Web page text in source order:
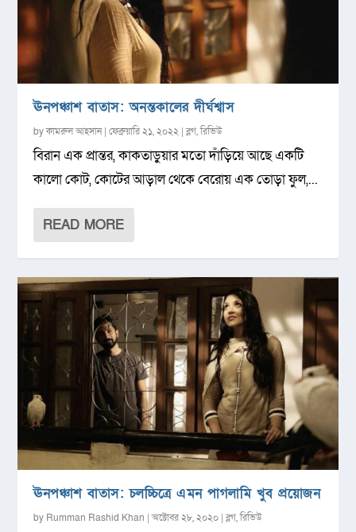
ঊনপঞ্চাশ বাতাস: অনন্তকালের দীর্ঘশ্বাস
byকামরুল আহসান|ফেব্রুয়ারি ২১, ২০২২ |ব্লগ,রিভিউ
বিরান এক প্রান্তর, কাকতাড়ুয়ার মতো দাঁড়িয়ে আছে একটি
কালো কোট, কোটের আড়াল থেকে বেরোয় এক তোড়া ফুল,...
READ MORE
ঊনপঞ্চাশ বাতাস: চলচ্চিত্রে এমন পাগলামি খুব প্রয়োজন
by Rumman Rashid Khan |অক্টোবর ২৮, ২০২০ |ব্লগ,রিভিউ